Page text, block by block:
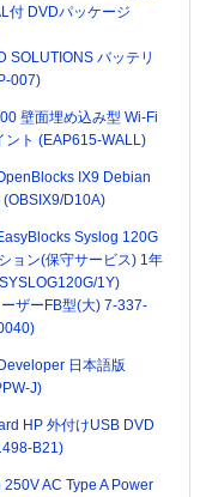
付 DVDパッケージ
SOLUTIONS バッテリ
007)
壁面埋め込み型 Wi-Fi
ント (EAP615-WALL)
IX9 Debian
D10A)
Syslog 120G
ョン(保守サービス) 1年
1Y)
ザーFB型(大) 7-337-
日本語版
J)
HP 外付けUSB DVD
B21)
AC Type A Power